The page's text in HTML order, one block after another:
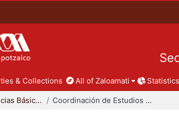
& Collections All of Zaloamati Statistics
División de Ciencias Básicas e Ingeniería Coordinación de Estudios de Posgrado - CBI